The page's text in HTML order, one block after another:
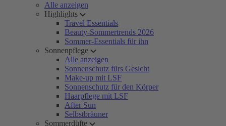
Alle anzeigen
Highlights
Travel Essentials
Beauty-Sommertrends 2026
Sommer-Essentials für ihn
Sonnenpflege
Alle anzeigen
Sonnenschutz fürs Gesicht
Make-up mit LSF
Sonnenschutz für den Körper
Haarpflege mit LSF
After Sun
Selbstbräuner
Sommerdüfte